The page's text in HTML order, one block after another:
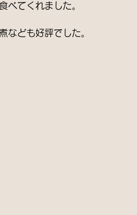
べてくれました。
なども好評でした。